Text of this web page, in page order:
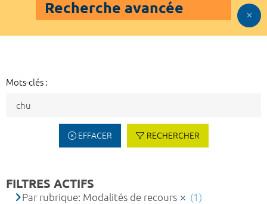
Recherche avancée
Mots-clés :
EFFACER RECHERCHER
FILTRES ACTIFS
Par rubrique: Modalités de recours (1)